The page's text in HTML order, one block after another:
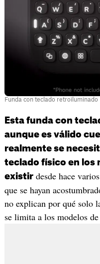
Funda con teclado retroiluminado
Esta funda con
aunque es válido
realmente se
teclado físico en los
existirdesde hace
que se hayan
no explican por qué solo
se limita a los modelos